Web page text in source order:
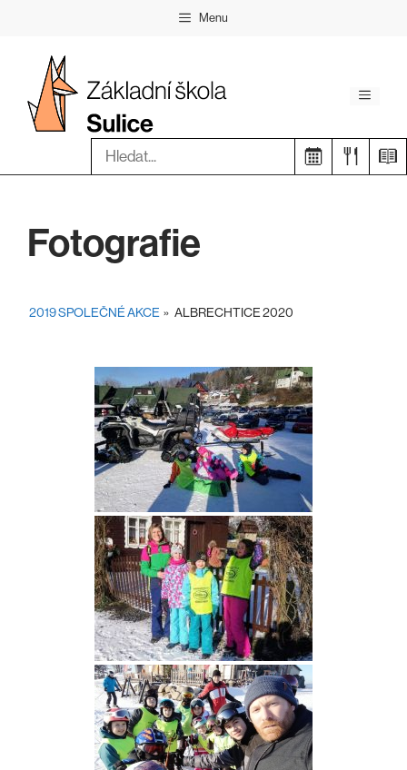
Menu
Menu
Hledat:
Fotografie
2019 SPOLEČNÉ AKCE » ALBRECHTICE 2020